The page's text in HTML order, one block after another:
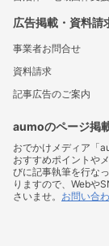
広告掲載・資料請
事業者お問合せ
資料請求
記事広告のご案内
aumoのページ掲
おでかけメディア「
おすすめポイントや
びに記事執筆を行な
りますので、Webや
さいませ。 お問い合